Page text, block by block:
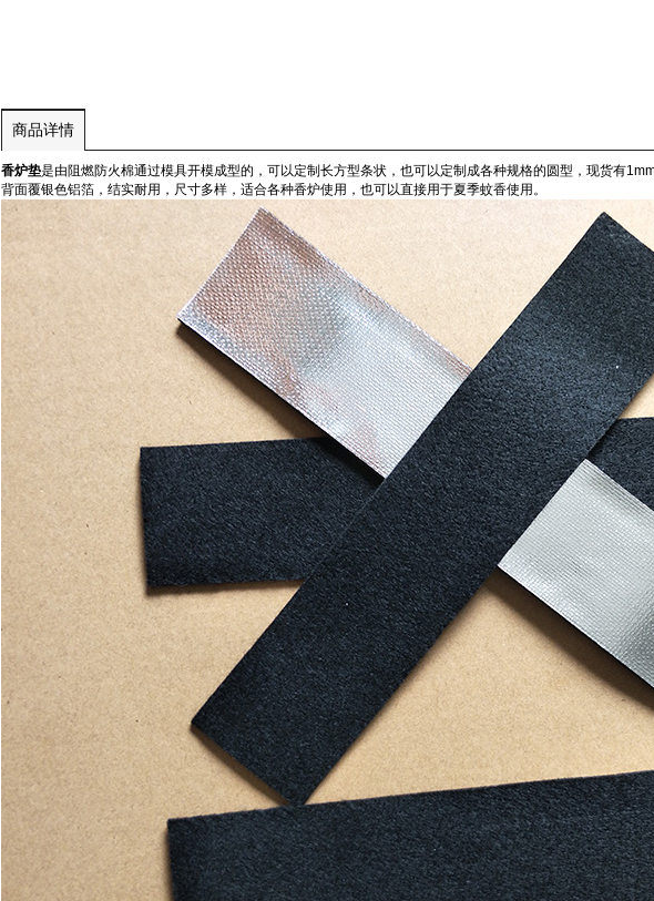
商品详情
香炉垫是由阻燃防火棉通过模具开模成型的，可以定制长方型条状，也可以定制成各种规格的圆型，现货有
背面覆银色铝箔，结实耐用，尺寸多样，适合各种香炉使用，也可以直接用于夏季蚊香使用。